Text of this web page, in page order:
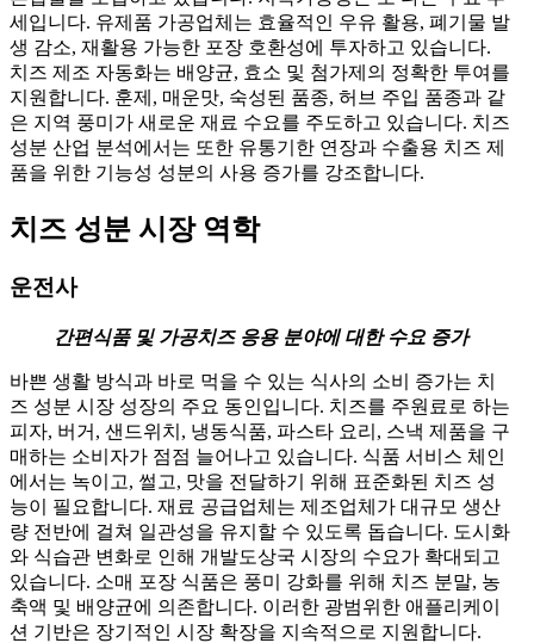
세입니다. 유제품 가공업체는 효율적인 우유 활용, 폐기물 발
생 감소, 재활용 가능한 포장 호환성에 투자하고 있습니다.
치즈 제조 자동화는 배양균, 효소 및 첨가제의 정확한 투여를
지원합니다. 훈제, 매운맛, 숙성된 품종, 허브 주입 품종과 같
은 지역 풍미가 새로운 재료 수요를 주도하고 있습니다. 치즈
성분 산업 분석에서는 또한 유통기한 연장과 수출용 치즈 제
품을 위한 기능성 성분의 사용 증가를 강조합니다.
치즈 성분 시장 역학
운전사
간편식품 및 가공치즈 응용 분야에 대한 수요 증가
바쁜 생활 방식과 바로 먹을 수 있는 식사의 소비 증가는 치
즈 성분 시장 성장의 주요 동인입니다. 치즈를 주원료로 하는
피자, 버거, 샌드위치, 냉동식품, 파스타 요리, 스낵 제품을 구
매하는 소비자가 점점 늘어나고 있습니다. 식품 서비스 체인
에서는 녹이고, 썰고, 맛을 전달하기 위해 표준화된 치즈 성
능이 필요합니다. 재료 공급업체는 제조업체가 대규모 생산
량 전반에 걸쳐 일관성을 유지할 수 있도록 돕습니다. 도시화
와 식습관 변화로 인해 개발도상국 시장의 수요가 확대되고
있습니다. 소매 포장 식품은 풍미 강화를 위해 치즈 분말, 농
축액 및 배양균에 의존합니다. 이러한 광범위한 애플리케이
션 기반은 장기적인 시장 확장을 지속적으로 지원합니다.